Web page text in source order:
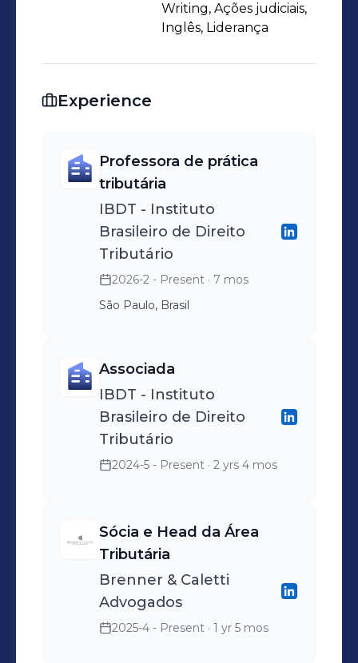
eficiência fiscal, contribuindo para a
construção de um ambiente
tributário mais justo e equilibrado.
estratégicas que não apenas
dos nossos clientes, mas que
também pavimentem o caminho
para um planejamento tributário
sustentável e de longo prazo.
Writing, Ações judiciais,
Inglês, Liderança
Experience
Professora de prática
tributária
IBDT - Instituto
Brasileiro de Direito
Tributário
2026-2 - Present · 7 mos
São Paulo, Brasil
Associada
IBDT - Instituto
Brasileiro de Direito
Tributário
2024-5 - Present · 2 yrs 4 mos
Sócia e Head da Área
Tributária
Brenner & Caletti
Advogados
2025-4 - Present · 1 yr 5 mos